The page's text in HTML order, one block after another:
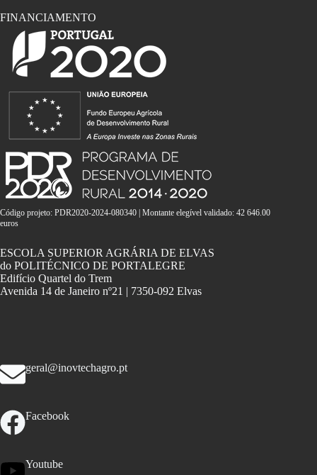
FINANCIAMENTO
Código projeto: PDR2020-2024-080340 | Montante elegível validado: 42 646.00
euros
ESCOLA SUPERIOR AGRÁRIA DE ELVAS
do POLITÉCNICO DE PORTALEGRE
Edifício Quartel do Trem
Avenida 14 de Janeiro nº21 | 7350-092 Elvas
geral@inovtechagro.pt
Facebook
Youtube